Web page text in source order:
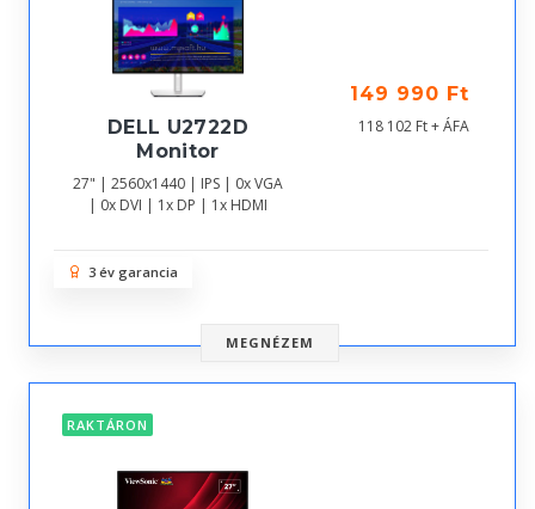
DELL U2722D
Monitor
27" | 2560x1440 | IPS | 0x VGA
| 0x DVI | 1x DP | 1x HDMI
149 990 Ft
118 102 Ft + ÁFA
3 év garancia
MEGNÉZEM
RAKTÁRON